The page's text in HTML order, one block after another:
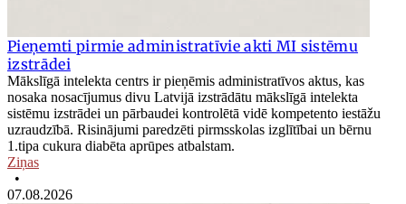
Pieņemti pirmie administratīvie akti MI sistēmu
izstrādei
Mākslīgā intelekta centrs ir pieņēmis administratīvos aktus, kas
nosaka nosacījumus divu Latvijā izstrādātu mākslīgā intelekta
sistēmu izstrādei un pārbaudei kontrolētā vidē kompetento iestāžu
uzraudzībā. Risinājumi paredzēti pirmsskolas izglītībai un bērnu
1.tipa cukura diabēta aprūpes atbalstam.
Ziņas
•
07.08.2026